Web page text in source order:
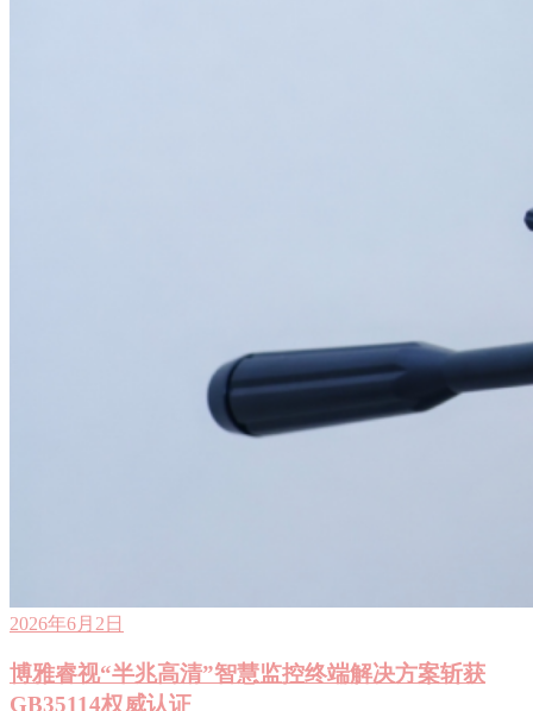
2026年6月2日
博雅睿视“半兆高清”智慧监控终端解决方案斩获
GB35114权威认证